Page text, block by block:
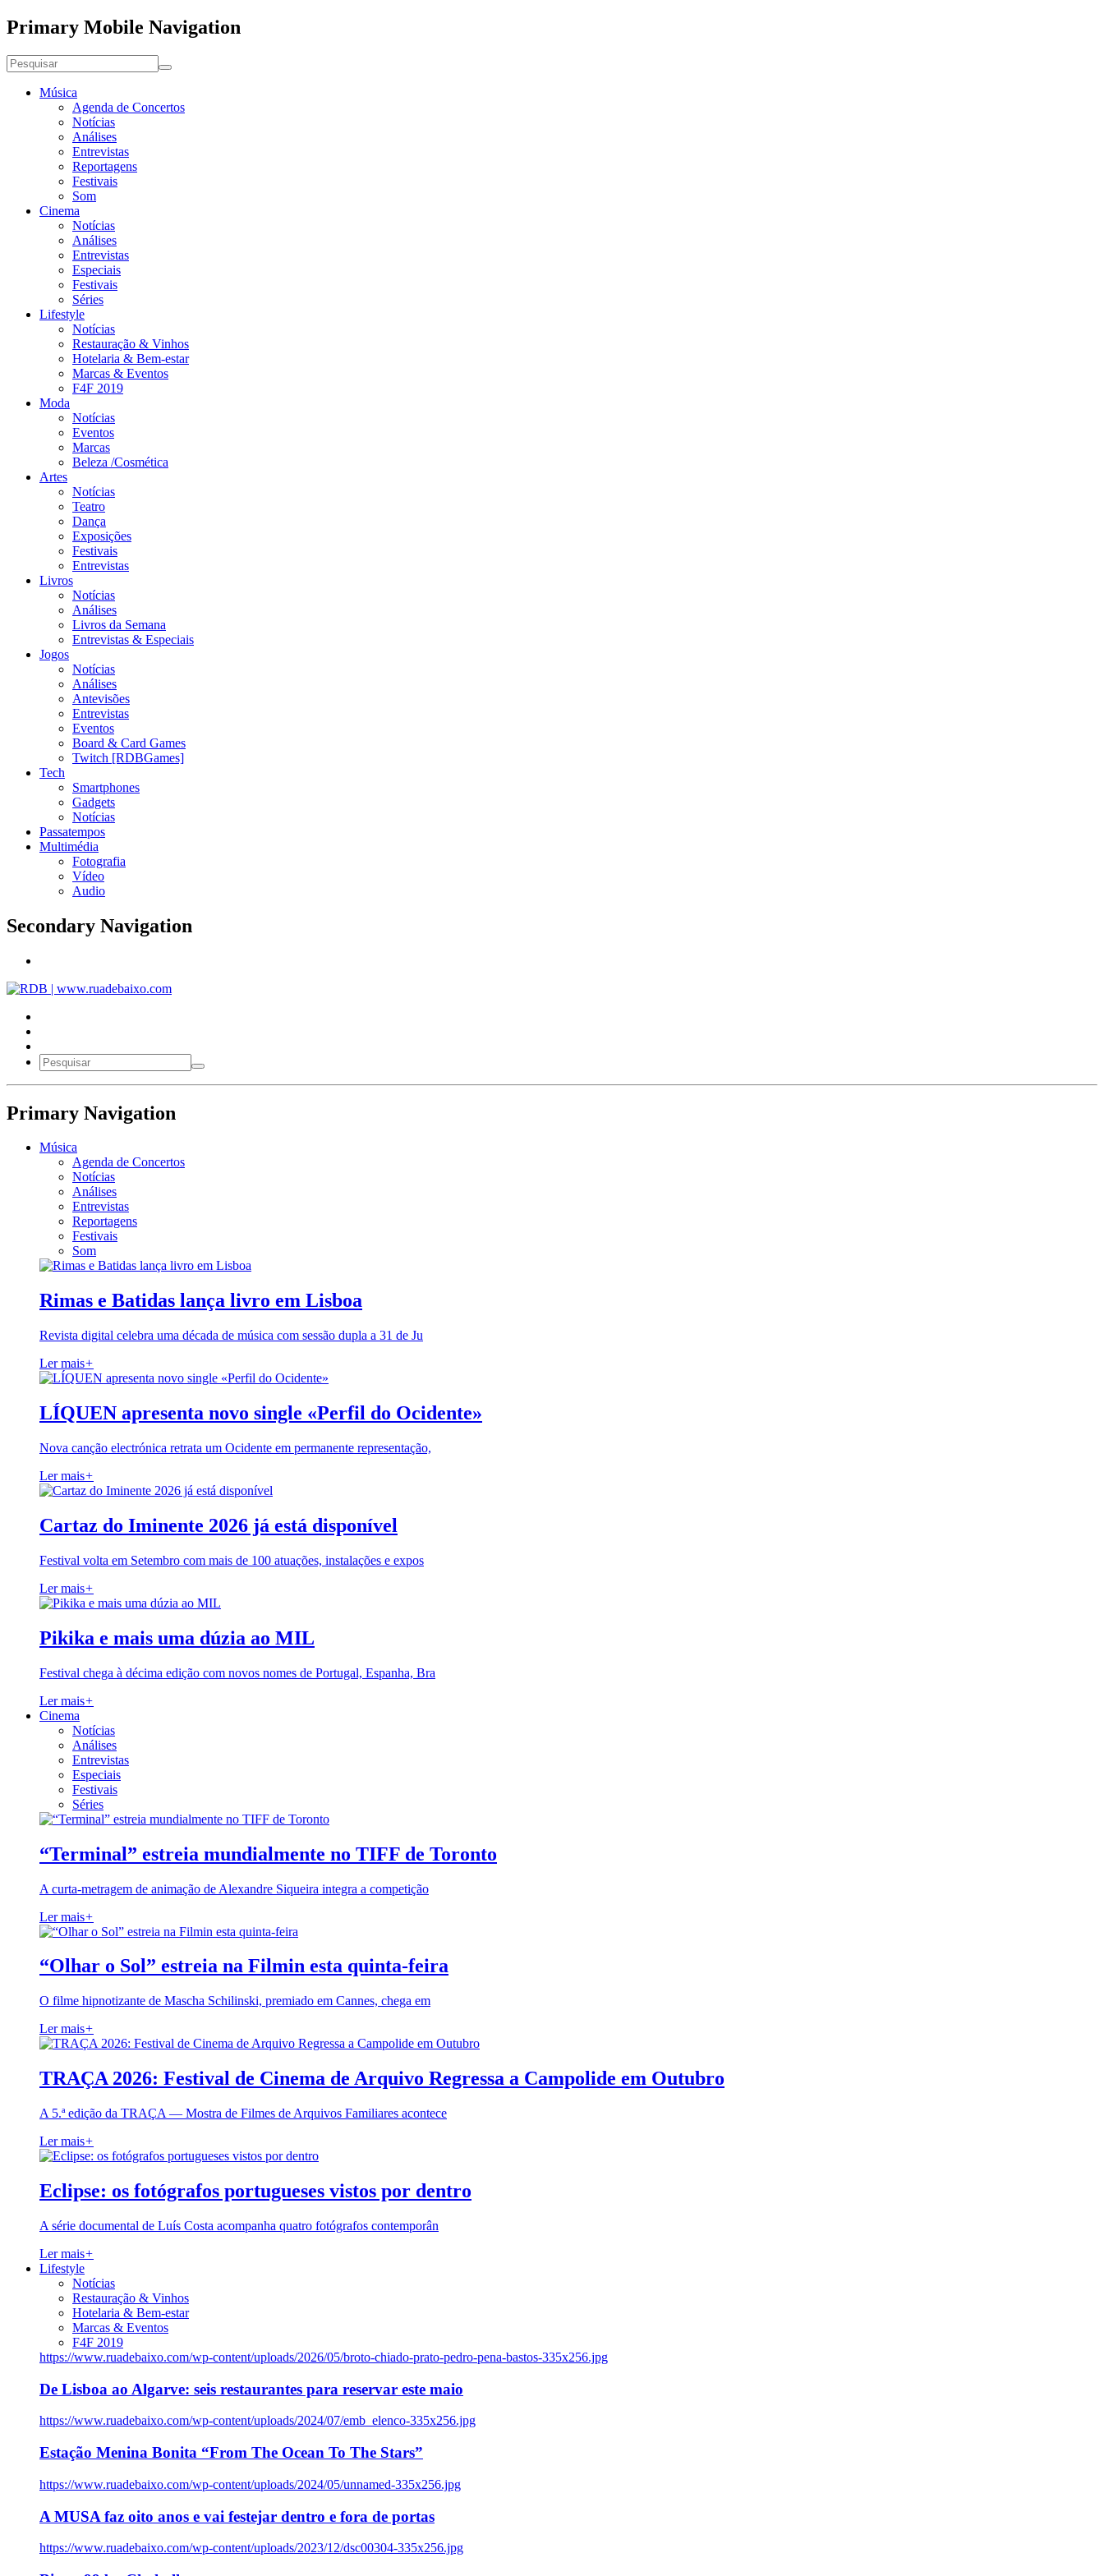
Primary Mobile Navigation
Música
Agenda de Concertos
Notícias
Análises
Entrevistas
Reportagens
Festivais
Som
Cinema
Notícias
Análises
Entrevistas
Especiais
Festivais
Séries
Lifestyle
Notícias
Restauração & Vinhos
Hotelaria & Bem-estar
Marcas & Eventos
F4F 2019
Moda
Notícias
Eventos
Marcas
Beleza /Cosmética
Artes
Notícias
Teatro
Dança
Exposições
Festivais
Entrevistas
Livros
Notícias
Análises
Livros da Semana
Entrevistas & Especiais
Jogos
Notícias
Análises
Antevisões
Entrevistas
Eventos
Board & Card Games
Twitch [RDBGames]
Tech
Smartphones
Gadgets
Notícias
Passatempos
Multimédia
Fotografia
Vídeo
Audio
Secondary Navigation
Primary Navigation
Música
Agenda de Concertos
Notícias
Análises
Entrevistas
Reportagens
Festivais
Som
Rimas e Batidas lança livro em Lisboa
Revista digital celebra uma década de música com sessão dupla a 31 de Ju
Ler mais+
LÍQUEN apresenta novo single «Perfil do Ocidente»
Nova canção electrónica retrata um Ocidente em permanente representação,
Ler mais+
Cartaz do Iminente 2026 já está disponível
Festival volta em Setembro com mais de 100 atuações, instalações e expos
Ler mais+
Pikika e mais uma dúzia ao MIL
Festival chega à décima edição com novos nomes de Portugal, Espanha, Bra
Ler mais+
Cinema
Notícias
Análises
Entrevistas
Especiais
Festivais
Séries
“Terminal” estreia mundialmente no TIFF de Toronto
A curta-metragem de animação de Alexandre Siqueira integra a competição
Ler mais+
“Olhar o Sol” estreia na Filmin esta quinta-feira
O filme hipnotizante de Mascha Schilinski, premiado em Cannes, chega em
Ler mais+
TRAÇA 2026: Festival de Cinema de Arquivo Regressa a Campolide em Outubro
A 5.ª edição da TRAÇA — Mostra de Filmes de Arquivos Familiares acontece
Ler mais+
Eclipse: os fotógrafos portugueses vistos por dentro
A série documental de Luís Costa acompanha quatro fotógrafos contemporân
Ler mais+
Lifestyle
Notícias
Restauração & Vinhos
Hotelaria & Bem-estar
Marcas & Eventos
F4F 2019
https://www.ruadebaixo.com/wp-content/uploads/2026/05/broto-chiado-prato-pedro-pena-bastos-335x256.jpg
De Lisboa ao Algarve: seis restaurantes para reservar este maio
https://www.ruadebaixo.com/wp-content/uploads/2024/07/emb_elenco-335x256.jpg
Estação Menina Bonita “From The Ocean To The Stars”
https://www.ruadebaixo.com/wp-content/uploads/2024/05/unnamed-335x256.jpg
A MUSA faz oito anos e vai festejar dentro e fora de portas
https://www.ruadebaixo.com/wp-content/uploads/2023/12/dsc00304-335x256.jpg